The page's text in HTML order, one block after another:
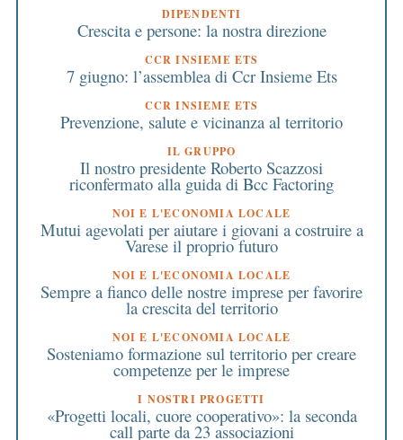
DIPENDENTI
Crescita e persone: la nostra direzione
CCR INSIEME ETS
7 giugno: l’assemblea di Ccr Insieme Ets
CCR INSIEME ETS
Prevenzione, salute e vicinanza al territorio
IL GRUPPO
Il nostro presidente Roberto Scazzosi
riconfermato alla guida di Bcc Factoring
NOI E L'ECONOMIA LOCALE
Mutui agevolati per aiutare i giovani a costruire a
Varese il proprio futuro
NOI E L'ECONOMIA LOCALE
Sempre a fianco delle nostre imprese per favorire
la crescita del territorio
NOI E L'ECONOMIA LOCALE
Sosteniamo formazione sul territorio per creare
competenze per le imprese
I NOSTRI PROGETTI
«Progetti locali, cuore cooperativo»: la seconda
call parte da 23 associazioni